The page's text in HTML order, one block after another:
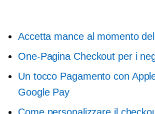
Accetta mance al momento
One-Pagina Checkout per i
Un tocco Pagamento con
Google Pay